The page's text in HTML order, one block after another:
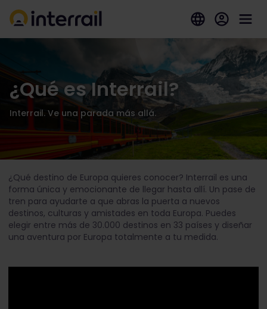
¿Qué es Interrail?
Interrail. Ve una parada más allá.
¿Qué destino de Europa quieres conocer? Interrail es una
forma única y emocionante de llegar hasta allí. Un pase de
tren para ayudarte a que abras la puerta a nuevos
destinos, culturas y amistades en toda Europa. Puedes
elegir entre más de 30.000 destinos en 33 países y diseñar
una aventura por Europa totalmente a tu medida.